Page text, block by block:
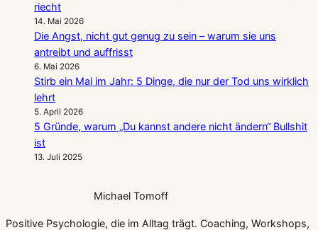
riecht
14. Mai 2026
Die Angst, nicht gut genug zu sein – warum sie uns
antreibt und auffrisst
6. Mai 2026
Stirb ein Mal im Jahr: 5 Dinge, die nur der Tod uns wirklich
lehrt
5. April 2026
5 Gründe, warum „Du kannst andere nicht ändern“ Bullshit
ist
13. Juli 2025
Michael Tomoff
Positive Psychologie, die im Alltag trägt. Coaching, Workshops,